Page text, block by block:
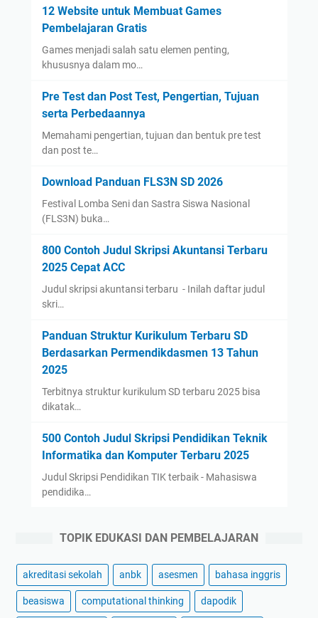
12 Website untuk Membuat Games
Pembelajaran Gratis
Games menjadi salah satu elemen penting,
khususnya dalam mo…
Pre Test dan Post Test, Pengertian, Tujuan
serta Perbedaannya
Memahami pengertian, tujuan dan bentuk pre test
dan post te…
Download Panduan FLS3N SD 2026
Festival Lomba Seni dan Sastra Siswa Nasional
(FLS3N) buka…
800 Contoh Judul Skripsi Akuntansi Terbaru
2025 Cepat ACC
Judul skripsi akuntansi terbaru - Inilah daftar judul
skri…
Panduan Struktur Kurikulum Terbaru SD
Berdasarkan Permendikdasmen 13 Tahun
2025
Terbitnya struktur kurikulum SD terbaru 2025 bisa
dikatak…
500 Contoh Judul Skripsi Pendidikan Teknik
Informatika dan Komputer Terbaru 2025
Judul Skripsi Pendidikan TIK terbaik - Mahasiswa
pendidika…
TOPIK EDUKASI DAN PEMBELAJARAN
akreditasi sekolah anbk asesmen bahasa inggris
beasiswa computational thinking dapodik